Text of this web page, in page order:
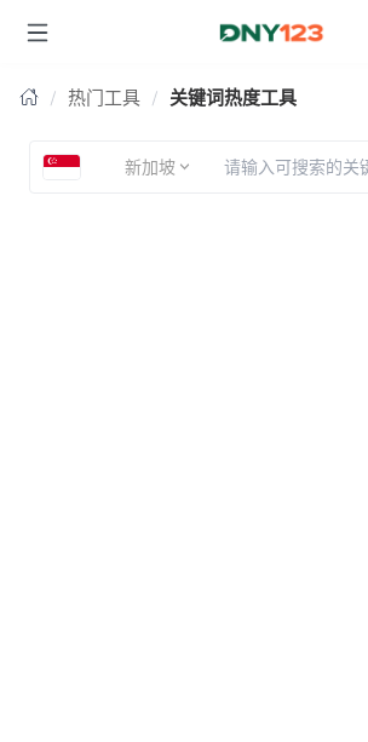
台湾
台湾
台湾
热门工具 关键词热度工具
新加坡